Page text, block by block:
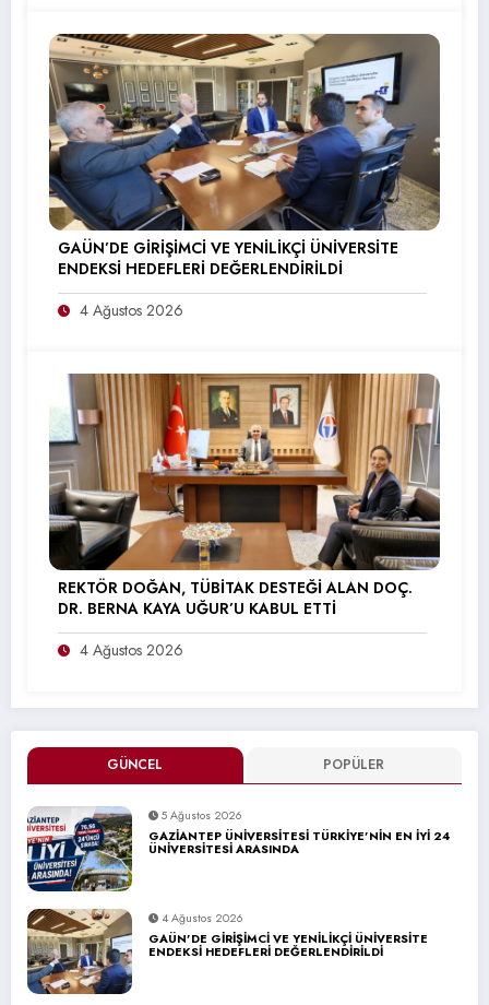
GÜNCEL POPÜLER
5 Ağustos 2026
GAZİANTEP ÜNİVERSİTESİ TÜRKİYE’NİN EN İYİ 24
ÜNİVERSİTESİ ARASINDA
4 Ağustos 2026
GAÜN’DE GİRİŞİMCİ VE YENİLİKÇİ ÜNİVERSİTE
ENDEKSİ HEDEFLERİ DEĞERLENDİRİLDİ
GAÜN’DE GİRİŞİMCİ VE YENİLİKÇİ ÜNİVERSİTE
ENDEKSİ HEDEFLERİ DEĞERLENDİRİLDİ
4 Ağustos 2026
REKTÖR DOĞAN, TÜBİTAK DESTEĞİ ALAN DOÇ.
DR. BERNA KAYA UĞUR’U KABUL ETTİ
4 Ağustos 2026